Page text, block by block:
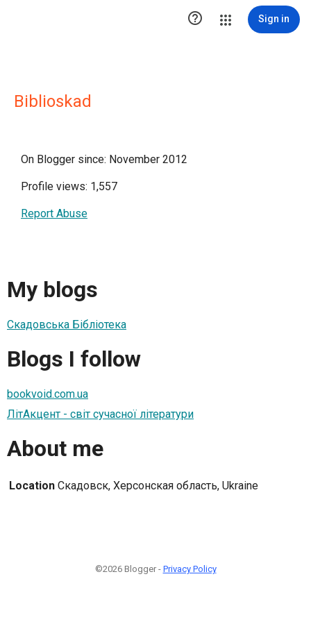
 Sign in
Biblioskad
On Blogger since: November 2012
Profile views: 1,557
Report Abuse
My blogs
Скадовська Бібліотека
Blogs I follow
bookvoid.com.ua
ЛітАкцент - світ сучасної літератури
About me
Location Скадовск, Херсонская область, Ukraine
©2026 Blogger - Privacy Policy